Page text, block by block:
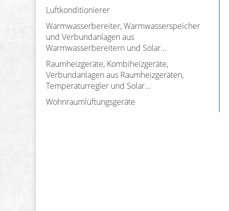
Luftkonditionierer
Warmwasserbereiter, Warmwasserspeicher
und Verbundanlagen aus
Warmwasserbereitern und Solar...
Raumheizgeräte, Kombiheizgeräte,
Verbundanlagen aus Raumheizgeräten,
Temperaturregler und Solar...
Wohnraumlüftungsgeräte